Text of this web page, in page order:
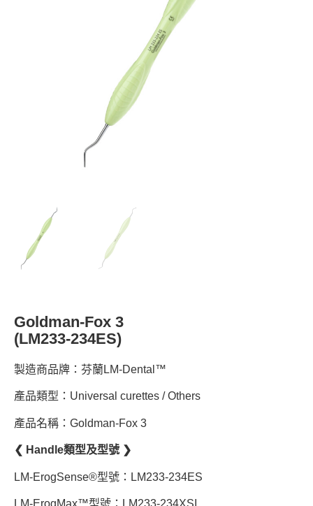
Goldman-Fox 3
(LM233-234ES)
製造商品牌：芬蘭LM-Dental™
產品類型：Universal curettes / Others
產品名稱：Goldman-Fox 3
❮ Handle類型及型號 ❯
LM-ErogSense®型號：LM233-234ES
LM-ErogMax™型號：LM233-234XSI